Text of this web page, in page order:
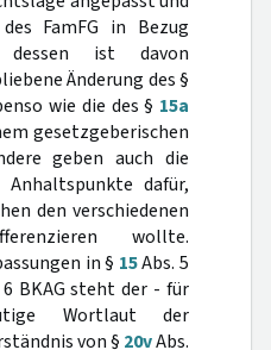
FamFG in Bezug
dessen ist davon
Änderung des §
wie die des § 15a
gesetzgeberischen
geben auch die
Anhaltspunkte dafür,
den verschiedenen
wollte.
in § 15Abs. 5
BKAG steht der - für
Wortlaut der
von § 20vAbs.